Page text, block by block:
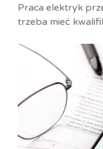
Praca elektryk
trzeba mieć